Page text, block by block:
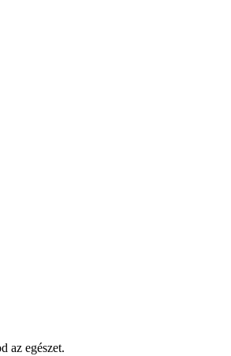
az egészet.